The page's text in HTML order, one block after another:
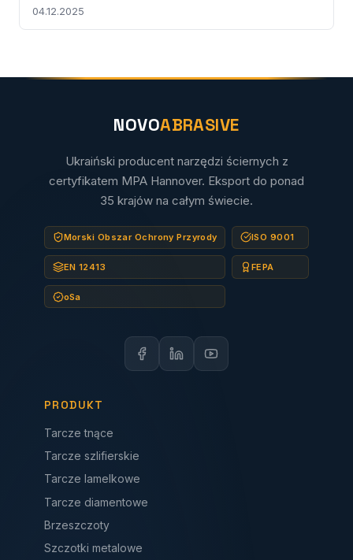
04.12.2025
NOVOABRASIVE
Ukraiński producent narzędzi ściernych z
certyfikatem MPA Hannover. Eksport do ponad
35 krajów na całym świecie.
Morski Obszar Ochrony Przyrody ISO 9001
EN 12413 FEPA
oSa
PRODUKT
Tarcze tnące
Tarcze szlifierskie
Tarcze lamelkowe
Tarcze diamentowe
Brzeszczoty
Szczotki metalowe